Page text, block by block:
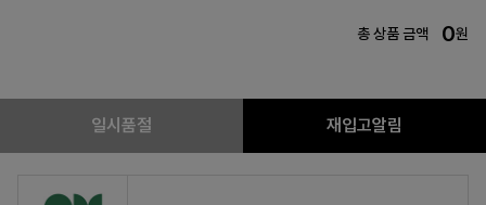
총 상품 금액 0원
일시품절 재입고알림